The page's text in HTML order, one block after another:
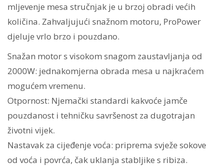
mljevenje mesa stručnjak je u brzoj obradi većih
količina. Zahvaljujući snažnom motoru, ProPower
djeluje vrlo brzo i pouzdano.
Snažan motor s visokom snagom zaustavljanja od
2000W: jednakomjerna obrada mesa u najkraćem
mogućem vremenu.
Otpornost: Njemački standardi kakvoće jamče
pouzdanost i tehničku savršenost za dugotrajan
životni vijek.
Nastavak za cijeđenje voća: priprema svježe sokove
od voća i povrća, čak uklanja stabljike s ribiza.